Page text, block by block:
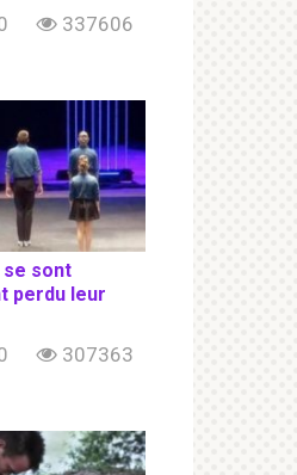
337606
se sont
perdu leur
307363